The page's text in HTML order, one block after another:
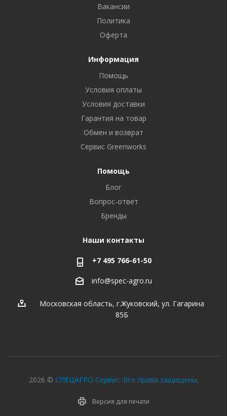
Вакансии
Политика
Оферта
Информация
Помощь
Условия оплаты
Условия доставки
Гарантия на товар
Обмен и возврат
Сервис Greenworks
Помощь
Блог
Вопрос-ответ
Бренды
Наши контакты
+7 495 766-61-50
info@spec-agro.ru
Московская область, г.Жуковский, ул. Гагарина
85Б
2026 © СПЕЦАГРО Сервис. Все права защищены.
Версия для печати